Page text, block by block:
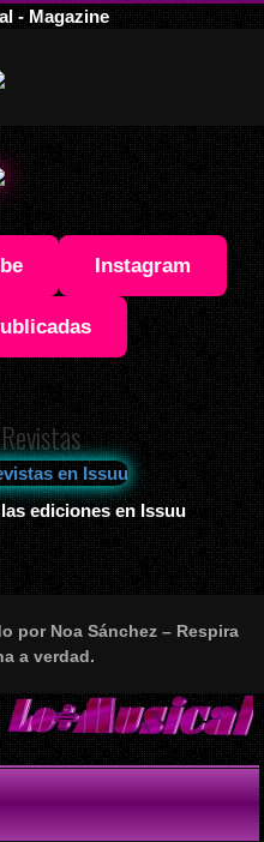
- Magazine
Instagram
ediciones en Issuu
por Noa Sánchez – Respira
a verdad.